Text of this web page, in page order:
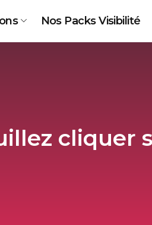
Nos Packs Visibilité
cliquer